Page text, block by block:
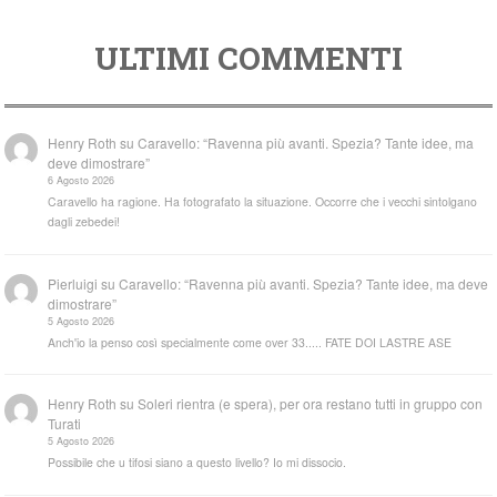
ULTIMI COMMENTI
Henry Roth suCaravello: “Ravenna più avanti. Spezia? Tante idee, ma
deve dimostrare”
6 Agosto 2026
Caravello ha ragione. Ha fotografato la situazione. Occorre che i vecchi sintolgano
dagli zebedei!
Pierluigi suCaravello: “Ravenna più avanti. Spezia? Tante idee, ma deve
dimostrare”
5 Agosto 2026
Anch'io la penso così specialmente come over 33..... FATE DOI LASTRE ASE
Henry Roth suSoleri rientra (e spera), per ora restano tutti in gruppo con
Turati
5 Agosto 2026
Possibile che u tifosi siano a questo livello? Io mi dissocio.